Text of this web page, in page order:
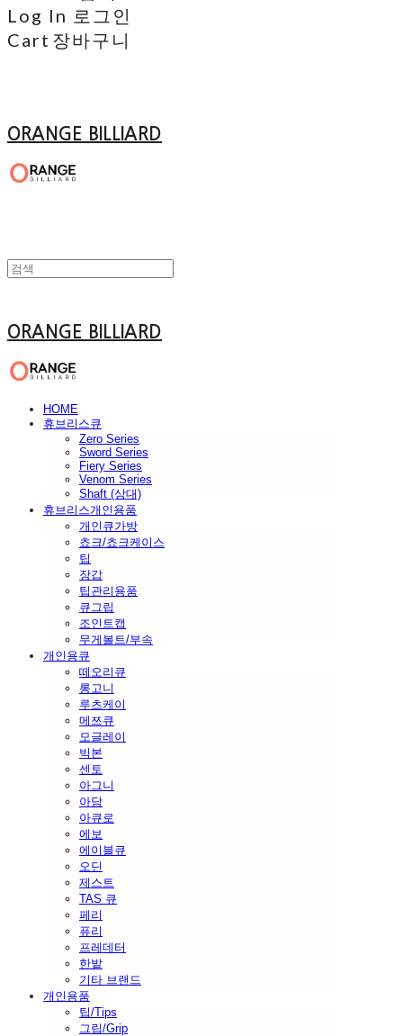
Log In 로그인
Cart 장바구니
ORANGE BILLIARD
ORANGE BILLIARD
HOME
휴브리스큐
Zero Series
Sword Series
Fiery Series
Venom Series
Shaft (상대)
휴브리스개인용품
개인큐가방
쵸크/쵸크케이스
팁
장갑
팁관리용품
큐그립
조인트캡
무게볼트/부속
개인용큐
떼오리큐
롱고니
루츠케이
메쯔큐
모글레이
빅본
센토
아그니
아담
아큐로
에보
에이블큐
오딘
제스트
TAS 큐
페리
퓨리
프레데터
한밭
기타 브랜드
개인용품
팁/Tips
그립/Grip